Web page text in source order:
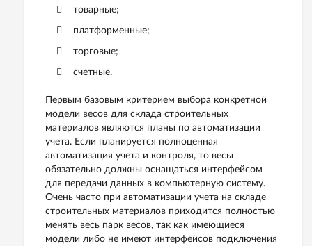
товарные;
платформенные;
торговые;
счетные.
Первым базовым критерием выбора конкретной
модели весов для склада строительных
материалов являются планы по автоматизации
учета. Если планируется полноценная
автоматизация учета и контроля, то весы
обязательно должны оснащаться интерфейсом
для передачи данных в компьютерную систему.
Очень часто при автоматизации учета на складе
строительных материалов приходится полностью
менять весь парк весов, так как имеющиеся
модели либо не имеют интерфейсов подключения